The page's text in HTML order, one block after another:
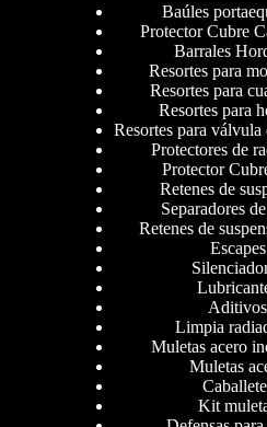
Baúles
Protector Cubre
Barrales
Resortes para
Resortes para
Resortes para
Resortes para válvula
Protectores de
Protector
Retenes de
Separadores
Retenes de
Escapes
Aditivos
Limpia
Muletas acero
Muletas
Kit